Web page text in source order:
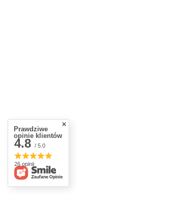
Prawdziwe
opinie klientów
4.8 / 5.0
26 opinii